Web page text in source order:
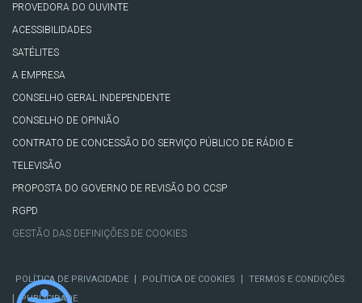
PROVEDORA DO OUVINTE
ACESSIBILIDADES
SATÉLITES
A EMPRESA
CONSELHO GERAL INDEPENDENTE
CONSELHO DE OPINIÃO
CONTRATO DE CONCESSÃO DO SERVIÇO PÚBLICO DE RÁDIO E
TELEVISÃO
PROPOSTA DO GOVERNO DE REVISÃO DO CCSP
RGPD
GESTÃO DAS DEFINIÇÕES DE COOKIES
POLÍTICA DE PRIVACIDADE | POLÍTICA DE COOKIES | TERMOS E CONDIÇÕES
| PUBLICIDADE